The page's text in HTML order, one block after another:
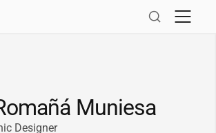
Muniesa
Designer